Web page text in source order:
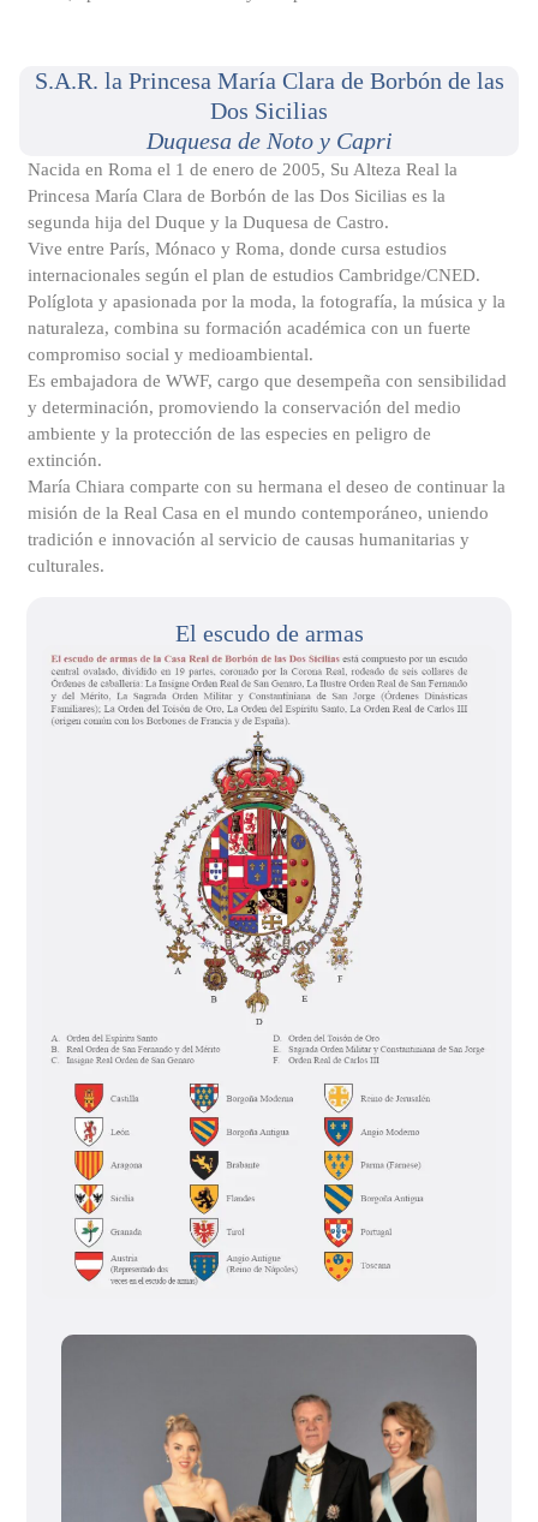
S.A.R. la Princesa María Clara de Borbón de las
Dos Sicilias
Duquesa de Noto y Capri
Nacida en Roma el 1 de enero de 2005, Su Alteza Real la
Princesa María Clara de Borbón de las Dos Sicilias es la
segunda hija del Duque y la Duquesa de Castro.
Vive entre París, Mónaco y Roma, donde cursa estudios
internacionales según el plan de estudios Cambridge/CNED.
Políglota y apasionada por la moda, la fotografía, la música y la
naturaleza, combina su formación académica con un fuerte
compromiso social y medioambiental.
Es embajadora de WWF, cargo que desempeña con sensibilidad
y determinación, promoviendo la conservación del medio
ambiente y la protección de las especies en peligro de
extinción.
María Chiara comparte con su hermana el deseo de continuar la
misión de la Real Casa en el mundo contemporáneo, uniendo
tradición e innovación al servicio de causas humanitarias y
culturales.
El escudo de armas